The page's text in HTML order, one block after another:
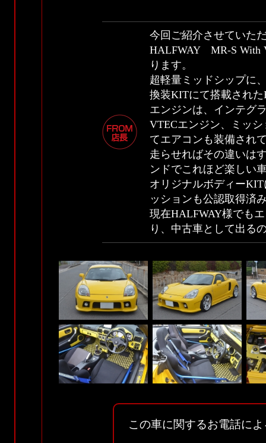
今回ご紹介させていた
HALFWAY MR-S With
ります。
超軽量ミッドシップに
換装KITにて搭載され
エンジンは、インテグ
VTECエンジン、ミッ
てエアコンも装備され
走らせればその違いは
ンドでこれほど楽しい
オリジナルボディー
ッションも公認取得済
現在HALFWAY様でも
り、中古車として出る
この車に関するお電話に